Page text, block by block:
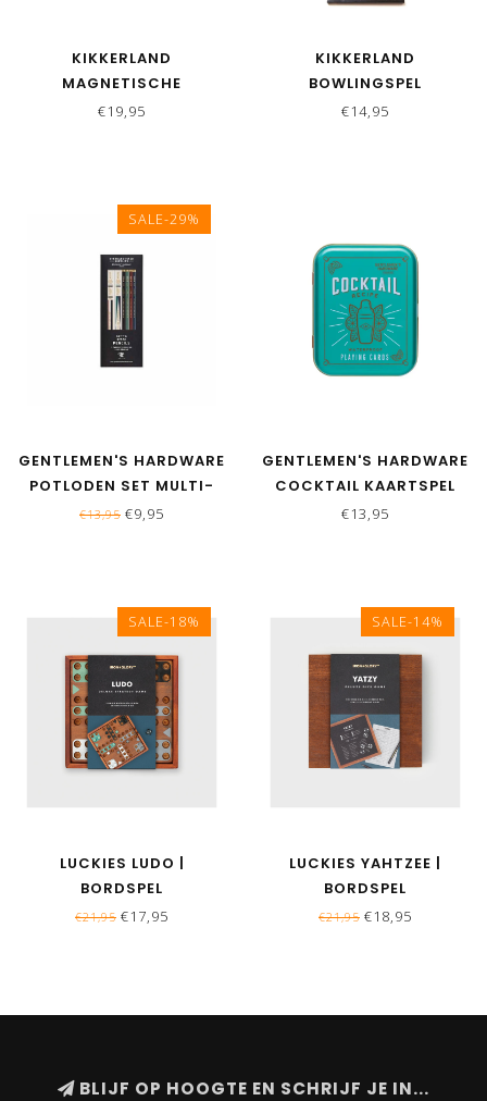
KIKKERLAND
MAGNETISCHE
ZANDLOPER
€19,95
KIKKERLAND
BOWLINGSPEL
TRAVELSIZE
€14,95
SALE-29%
GENTLEMEN'S HARDWARE
POTLODEN SET MULTI-
USE
€13,95 €9,95
GENTLEMEN'S HARDWARE
COCKTAIL KAARTSPEL
€13,95
SALE-18%
LUCKIES LUDO |
BORDSPEL
€21,95 €17,95
SALE-14%
LUCKIES YAHTZEE |
BORDSPEL
€21,95 €18,95
BLIJF OP HOOGTE EN SCHRIJF JE IN...